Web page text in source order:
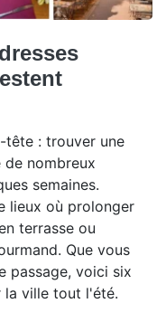
tête : trouver une
de nombreux
semaines.
lieux où prolonger
terrasse ou
Que vous
passage, voici six
la ville tout l'été.